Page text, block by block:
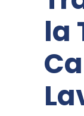
la